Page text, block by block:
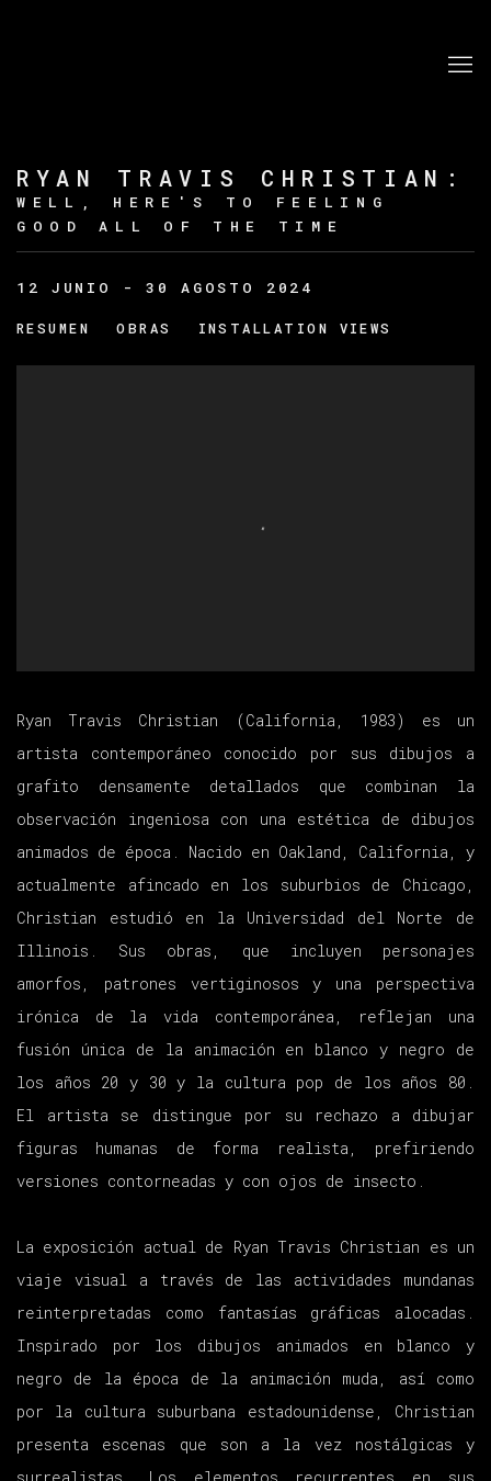
RYAN TRAVIS CHRISTIAN :
WELL, HERE'S TO FEELING
GOOD ALL OF THE TIME
12 JUNIO - 30 AGOSTO 2024
RESUMEN OBRAS INSTALLATION VIEWS
Ryan Travis Christian (California, 1983) es un
artista contemporáneo conocido por sus dibujos a
grafito densamente detallados que combinan la
observación ingeniosa con una estética de dibujos
animados de época. Nacido en Oakland, California, y
actualmente afincado en los suburbios de Chicago,
Christian estudió en la Universidad del Norte de
Illinois. Sus obras, que incluyen personajes
amorfos, patrones vertiginosos y una perspectiva
irónica de la vida contemporánea, reflejan una
fusión única de la animación en blanco y negro de
los años 20 y 30 y la cultura pop de los años 80.
El artista se distingue por su rechazo a dibujar
figuras humanas de forma realista, prefiriendo
versiones contorneadas y con ojos de insecto.
La exposición actual de Ryan Travis Christian es un
viaje visual a través de las actividades mundanas
reinterpretadas como fantasías gráficas alocadas.
Inspirado por los dibujos animados en blanco y
negro de la época de la animación muda, así como
por la cultura suburbana estadounidense, Christian
presenta escenas que son a la vez nostálgicas y
surrealistas. Los elementos recurrentes en sus